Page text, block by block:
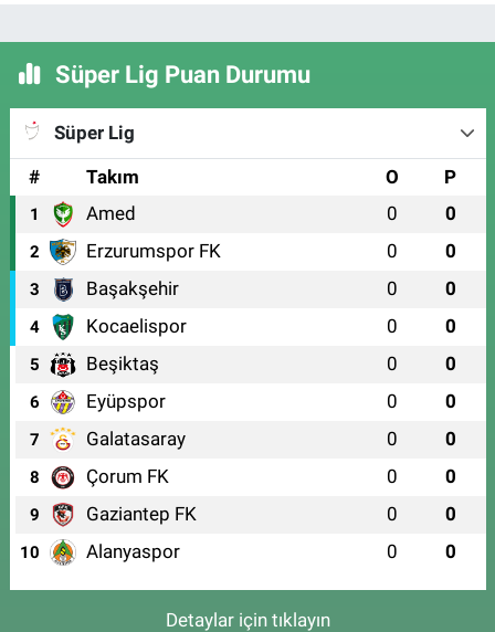
Süper Lig Puan Durumu
Süper Lig
#
Takım O P
1 Amed 0 0
2 Erzurumspor FK 0 0
3 Başakşehir 0 0
4 Kocaelispor 0 0
5 Beşiktaş 0 0
6 Eyüpspor 0 0
7 Galatasaray 0 0
8 Çorum FK 0 0
9 Gaziantep FK 0 0
10 Alanyaspor 0 0
Detaylar için tıklayın